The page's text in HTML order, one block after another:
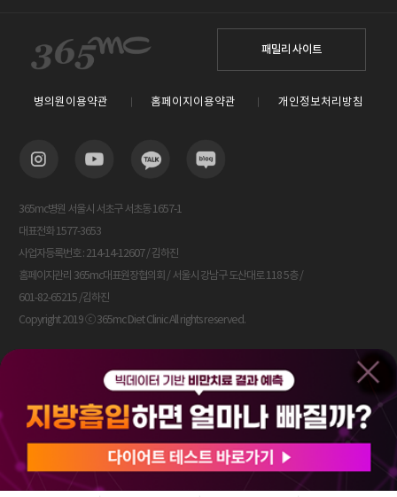
패밀리 사이트
병의원이용약관 홈페이지이용약관 개인정보처리방침
365mc병원 서울시 서초구 서초동 1657-1
대표전화 1577-3653
사업자등록번호 : 214-14-12607 / 김하진
홈페이지관리 365mc대표원장협의회 / 서울시 강남구 도산대로 118 5층 /
601-82-65215 /김하진
Copyright 2019 ⓒ 365mc Diet Clinic All rights reserved.